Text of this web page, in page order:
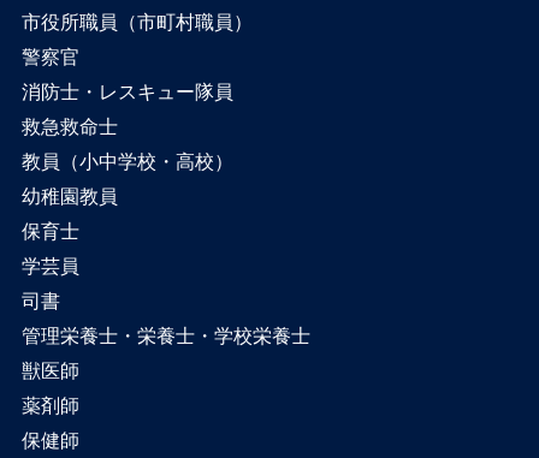
市役所職員（市町村職員）
警察官
消防士・レスキュー隊員
救急救命士
教員（小中学校・高校）
幼稚園教員
保育士
学芸員
司書
管理栄養士・栄養士・学校栄養士
獣医師
薬剤師
保健師